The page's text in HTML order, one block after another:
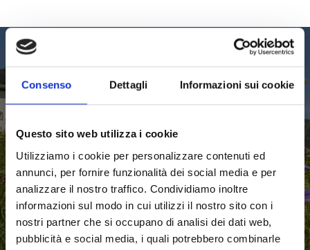
Consenso Dettagli Informazioni sui cookie
Questo sito web utilizza i cookie
Utilizziamo i cookie per personalizzare contenuti ed
annunci, per fornire funzionalità dei social media e per
analizzare il nostro traffico. Condividiamo inoltre
informazioni sul modo in cui utilizzi il nostro sito con i
nostri partner che si occupano di analisi dei dati web,
pubblicità e social media, i quali potrebbero combinarle
Giornata del Romanico in Val Venosta
Giornata del Romanico, i siti culturali romanici sono aperti al pubblico e
si estende dal 700 al 1300 d.C.
Saperne di più